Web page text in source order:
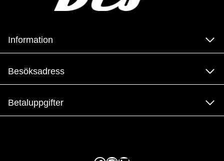
Information
Besöksadress
Betaluppgifter